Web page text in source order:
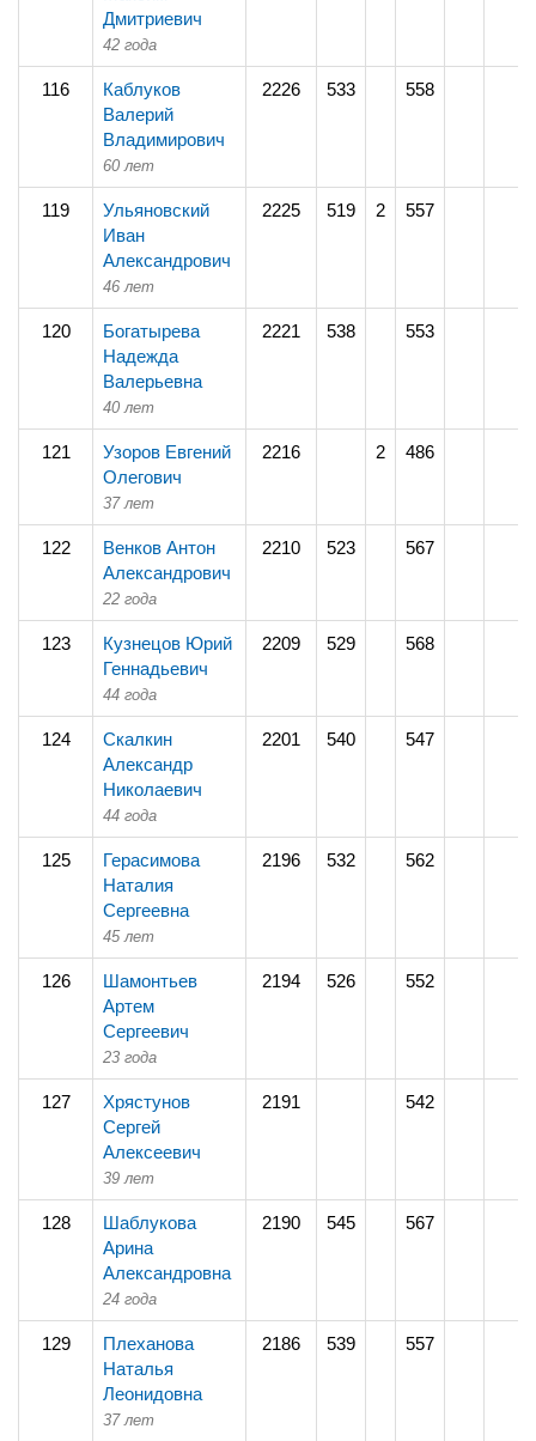
Дмитриевич
42 года
116
Каблуков
Валерий
Владимирович
60 лет
2226 533 558
119
Ульяновский
Иван
Александрович
46 лет
2225 519 2 557
120
Богатырева
Надежда
Валерьевна
40 лет
2221 538 553
121
Узоров Евгений
Олегович
37 лет
2216 2 486
122
Венков Антон
Александрович
22 года
2210 523 567
123
Кузнецов Юрий
Геннадьевич
44 года
2209 529 568
124
Скалкин
Александр
Николаевич
44 года
2201 540 547
125
Герасимова
Наталия
Сергеевна
45 лет
2196 532 562
126
Шамонтьев
Артем
Сергеевич
23 года
2194 526 552
127
Хрястунов
Сергей
Алексеевич
39 лет
2191 542
128
Шаблукова
Арина
Александровна
24 года
2190 545 567
129
Плеханова
Наталья
Леонидовна
37 лет
2186 539 557